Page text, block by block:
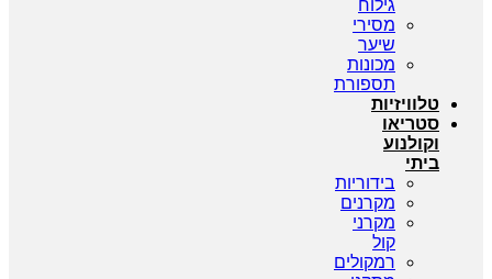
גילוח
מסירי
שיער
מכונות
תספורת
טלוויזיות
סטריאו
וקולנוע
ביתי
בידוריות
מקרנים
מקרני
קול
רמקולים